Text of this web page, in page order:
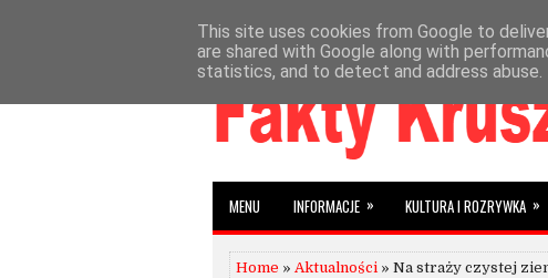
HOME AKTUALNOŚCI » INFORMACJE » WYBRANE
MENU INFORMACJE » KULTURA I ROZRYWKA »
Home » Aktualności » Na straży czystej
This site uses cookies from Google to
are shared with Google along with
statistics, and to detect and address abuse.